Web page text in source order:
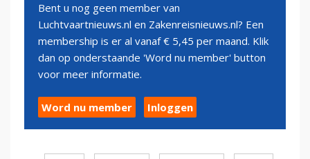
Bent u nog geen member van
Luchtvaartnieuws.nl en Zakenreisnieuws.nl? Een
membership is er al vanaf € 5,45 per maand. Klik
dan op onderstaande 'Word nu member' button
voor meer informatie.
Word nu member Inloggen